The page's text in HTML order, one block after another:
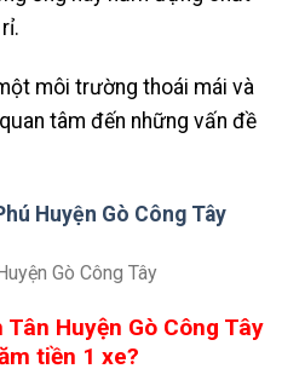
môi trường thoái mái và
tâm đến những vấn đề
Huyện Gò Công Tây
Huyện Gò Công Tây
tiền 1 xe?